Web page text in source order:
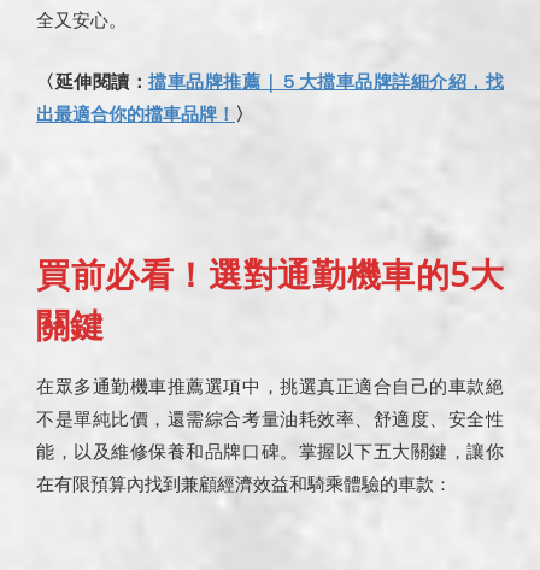
全又安心。
〈延伸閱讀：擋車品牌推薦｜５大擋車品牌詳細介紹，找
出最適合你的擋車品牌！ 〉
買前必看！選對通勤機車的5大
關鍵
在眾多通勤機車推薦選項中，挑選真正適合自己的車款絕
不是單純比價，還需綜合考量油耗效率、舒適度、安全性
能，以及維修保養和品牌口碑。掌握以下五大關鍵，讓你
在有限預算內找到兼顧經濟效益和騎乘體驗的車款：